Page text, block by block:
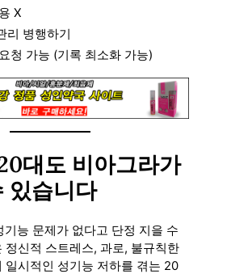
X
리 병행하기
청 가능 (기록 최소화 가능)
대도 비아그라가
있습니다
능 문제가 없다고 단정 지을 수
정신적 스트레스, 과로, 불규칙한
일시적인 성기능 저하를 겪는 20